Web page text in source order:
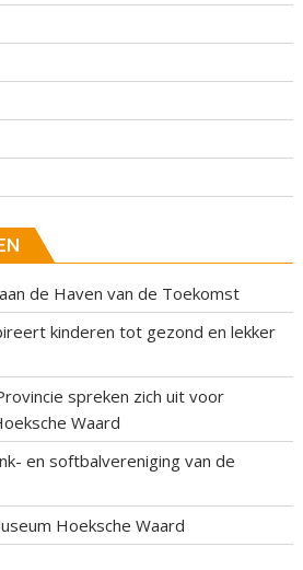
de Haven van de Toekomst
kinderen tot gezond en lekker
spreken zich uit voor
Waard
en softbalvereniging van de
Hoeksche Waard